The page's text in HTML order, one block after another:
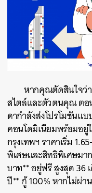
หากคุณตัดสินใจว่
สไตล์และตัวตนคุณ ตอ
ดากำลังส่งโปรโมชันแบ
คอนโดมิเนียมพร้อมอ
กรุงเทพฯ ราคาเริ่ม
พิเศษและสิทธิพิเศษมา
บาท** อยู่ฟรี สูงสุด 36
ปี** กู้ 100% หากไม่ผ่า
ค้นหา
SHARE